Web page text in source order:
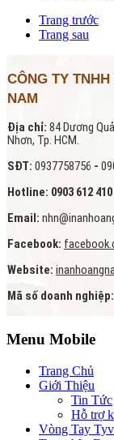
Trang trước
Trang sau
CÔNG TY
NAM
Địa chỉ: 84 Dương
Nhơn, Tp. HCM.
SĐT: 0937758756 -
Hotline: 0903 612 410
Email:
Facebook:
Website:
Mã số doanh nghiệp:
Menu Mobile
Trang Chủ
Giới Thiệu
Tin Tức
Hỗ trợ
Vòng Tay